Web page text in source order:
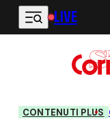
Vai al contenuto
LIVE
CONTENUTI PLUS